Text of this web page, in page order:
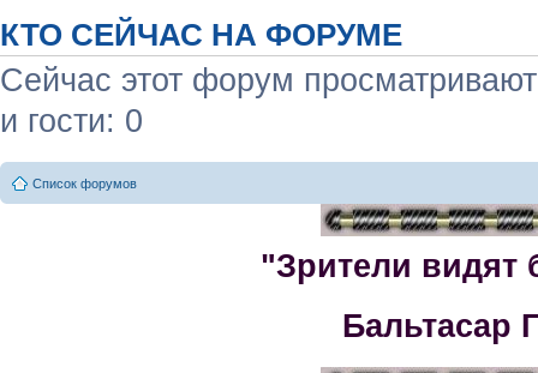
КТО СЕЙЧАС НА ФОРУМЕ
Сейчас этот форум
и гости: 0
Список форумов
"Зрители видят
Бальтасар